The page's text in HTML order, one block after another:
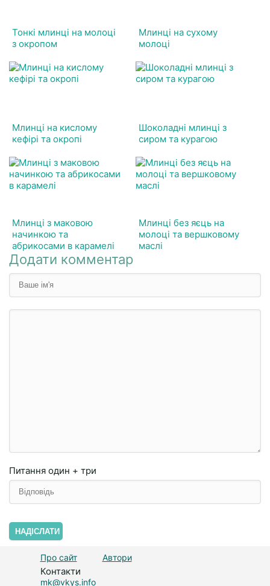
Тонкі млинці на молоці
з окропом
Млинці на сухому
молоці
Млинці на кислому
кефірі та окропі
Шоколадні млинці з
сиром та курагою
Млинці з маковою
начинкою та
абрикосами в карамелі
Млинці без яєць на
молоці та вершковому
маслі
Додати комментар
Питання один + три
НАДІСЛАТИ
Про сайт Автори
Контакти
mk@vkys.info